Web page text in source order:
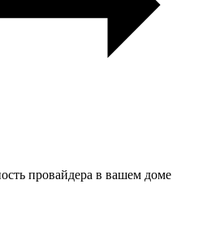
провайдера в вашем доме